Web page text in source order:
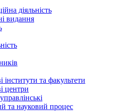
діяльність
видання
інститути та факультети
центри
та науковий процес